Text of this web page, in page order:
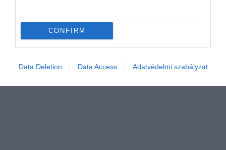
CONFIRM
Data Deletion Data Access Adatvédelmi szabályzat